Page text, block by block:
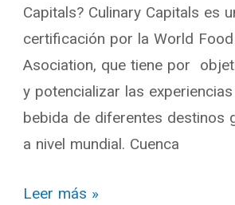
Capitals? Culinary Capitals es
certificación por la World
Asociation, que tiene por
y potencializar las
bebida de diferentes destinos
a nivel mundial. Cuenca
Leer más »